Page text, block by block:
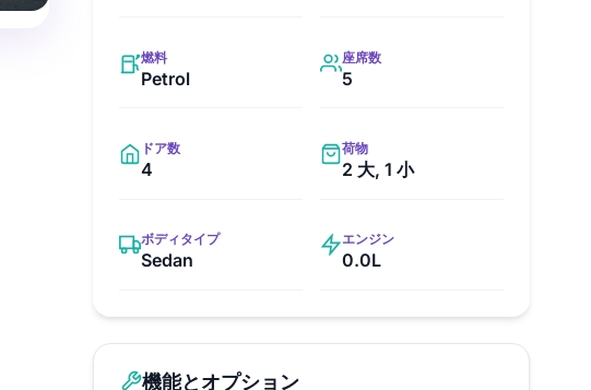
燃料
Petrol
座席数
5
ドア数
4
荷物
2 大, 1 小
ボディタイプ
Sedan
エンジン
0.0L
機能とオプション